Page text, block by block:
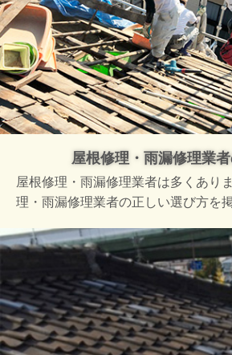
屋根修理・雨漏修理業
屋根修理・雨漏修理業者は多くあり
理・雨漏修理業者の正しい選び方を